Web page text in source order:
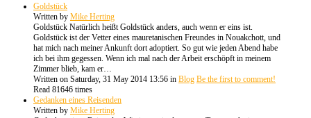
Goldstück
Written by Mike Herting
Goldstück Natürlich heißt Goldstück anders, auch wenn er eins ist.
Goldstück ist der Vetter eines mauretanischen Freundes in Nouakchott, und
hat mich nach meiner Ankunft dort adoptiert. So gut wie jeden Abend habe
ich bei ihm gegessen. Wenn ich mal nach der Arbeit erschöpft in meinem
Zimmer blieb, kam er…
Written on Saturday, 31 May 2014 13:56 in Blog Be the first to comment!
Read 81646 times
Gedanken eines Reisenden
Written by Mike Herting